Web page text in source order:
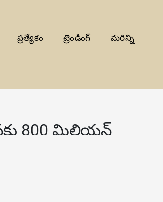
ప్రత్యేకం ట్రెండింగ్ మరిన్ని
800 మిలియన్